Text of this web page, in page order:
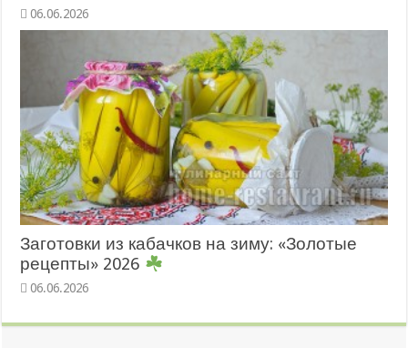
06.06.2026
Заготовки из кабачков на зиму: «Золотые
рецепты» 2026
06.06.2026